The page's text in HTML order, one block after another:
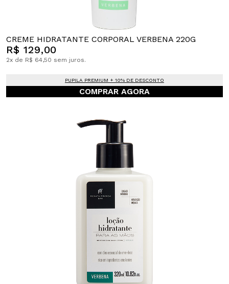
CREME HIDRATANTE CORPORAL VERBENA 220G
R$ 129,00
2x de R$ 64,50 sem juros.
PUPILA PREMIUM + 10% DE DESCONTO
COMPRAR AGORA